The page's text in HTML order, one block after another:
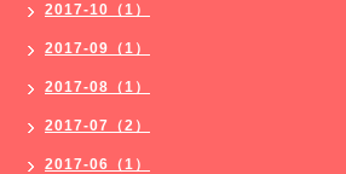
2017-10（1）
2017-09（1）
2017-08（1）
2017-07（2）
2017-06（1）